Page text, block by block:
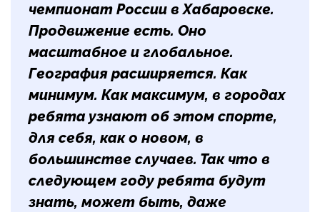
чемпионат России в Хабаровске.
Продвижение есть. Оно
масштабное и глобальное.
География расширяется. Как
минимум. Как максимум, в городах
ребята узнают об этом спорте,
для себя, как о новом, в
большинстве случаев. Так что в
следующем году ребята будут
знать, может быть, даже